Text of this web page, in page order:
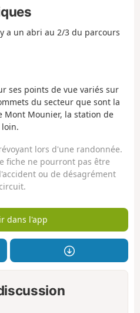
a un abri au 2/3 du parcours
ses points de vue variés sur
du secteur que sont la
Mont Mounier, la station de
lors d'une randonnée.
fiche ne pourront pas être
ou de désagrément
dans l'app